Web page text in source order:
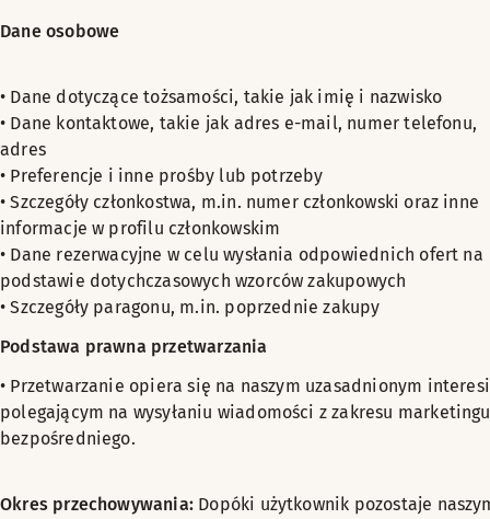
Dane osobowe
• Dane dotyczące tożsamości, takie jak imię i nazwisko
• Dane kontaktowe, takie jak adres e-mail, numer telefonu,
adres
• Preferencje i inne prośby lub potrzeby
• Szczegóły członkostwa, m.in. numer członkowski oraz inne
informacje w profilu członkowskim
• Dane rezerwacyjne w celu wysłania odpowiednich ofert na
podstawie dotychczasowych wzorców zakupowych
• Szczegóły paragonu, m.in. poprzednie zakupy
Podstawa prawna przetwarzania
• Przetwarzanie opiera się na naszym uzasadnionym
polegającym na wysyłaniu wiadomości z zakresu marketingu
bezpośredniego.
Okres przechowywania: Dopóki użytkownik pozostaje